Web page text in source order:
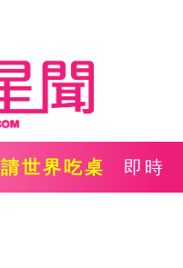
請世界吃桌 即時